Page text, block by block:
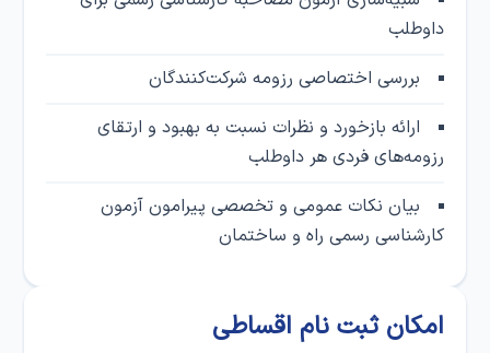
داوطلب
بررسی اختصاصی رزومه شرکت‌کنندگان
ارائه بازخورد و نظرات نسبت به بهبود و ارتقای
رزومه‌های فردی هر داوطلب
بیان نکات عمومی و تخصصی پیرامون آزمون
کارشناسی رسمی راه و ساختمان
امکان ثبت‌ نام اقساطی